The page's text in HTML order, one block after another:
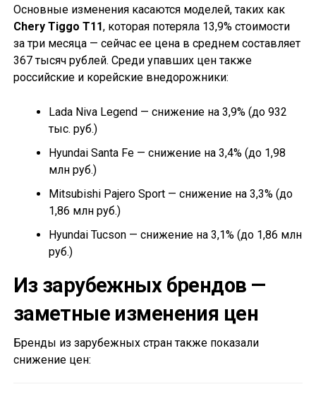
Основные изменения касаются моделей, таких как
Chery Tiggo T11, которая потеряла 13,9% стоимости
за три месяца — сейчас ее цена в среднем составляет
367 тысяч рублей. Среди упавших цен также
российские и корейские внедорожники:
Lada Niva Legend — снижение на 3,9% (до 932
тыс. руб.)
Hyundai Santa Fe — снижение на 3,4% (до 1,98
млн руб.)
Mitsubishi Pajero Sport — снижение на 3,3% (до
1,86 млн руб.)
Hyundai Tucson — снижение на 3,1% (до 1,86 млн
руб.)
Из зарубежных брендов —
заметные изменения цен
Бренды из зарубежных стран также показали
снижение цен: